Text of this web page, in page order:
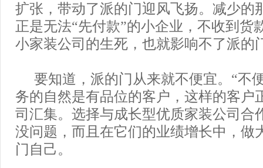
扩张，带动了派的门迎风飞扬。减少的
正是无法“先付款”的小企业，不收到货
小家装公司的生死，也就影响不了派的
要知道，派的门从来就不便宜。“不
务的自然是有品位的客户，这样的客户
司汇集。选择与成长型优质家装公司合
没问题，而且在它们的业绩增长中，做
门自己。